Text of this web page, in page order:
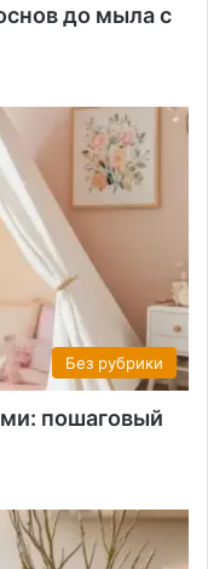
до мыла с
Без рубрики
пошаговый